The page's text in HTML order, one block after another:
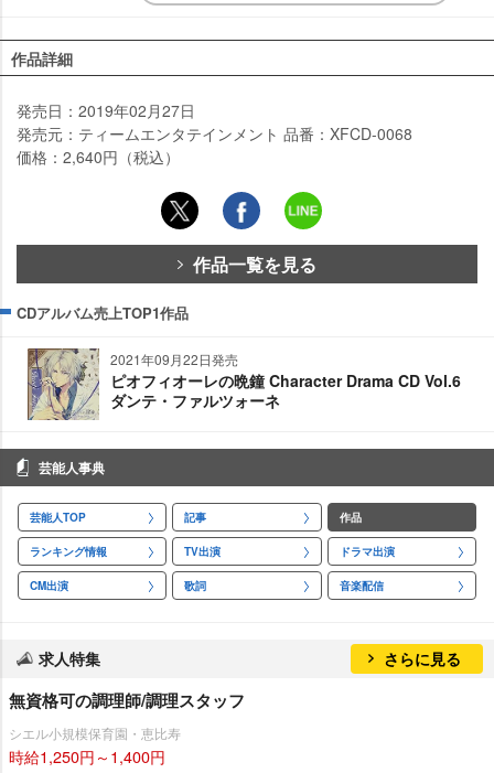
作品詳細
発売日：2019年02月27日
発売元：ティームエンタテインメント 品番：XFCD-0068
価格：2,640円（税込）
作品一覧を見る
CDアルバム売上TOP1作品
2021年09月22日発売
ピオフィオーレの晩鐘 Character Drama CD Vol.6
ダンテ・ファルツォーネ
芸能人事典
芸能人TOP 記事 作品
ランキング情報 TV出演 ドラマ出演
CM出演 歌詞 音楽配信
求人特集 さらに見る
無資格可の調理師/調理スタッフ
シエル小規模保育園・恵比寿
時給1,250円～1,400円